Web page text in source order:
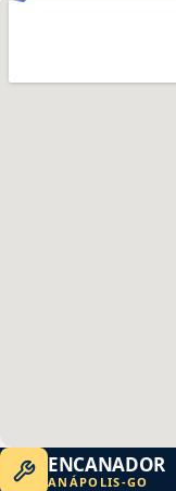
ENCANADOR
ANÁPOLIS-GO